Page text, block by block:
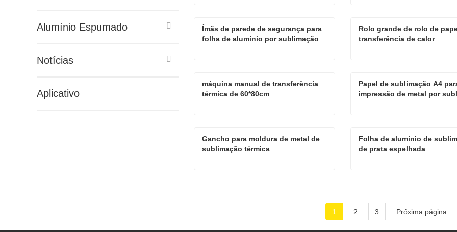
Alumínio Espumado
Notícias
Aplicativo
Contate agora Contate agora
Ímãs de parede de segurança para
folha de alumínio por sublimação
Contate agora
Rolo grande de rolo de
transferência de calor
Contate agora
máquina manual de transferência
térmica de 60*80cm
Contate agora
Papel de sublimação A4
impressão de metal por
Contate agora
Gancho para moldura de metal de
sublimação térmica
Folha de alumínio de
de prata espelhada
1
2 3 Próxima página